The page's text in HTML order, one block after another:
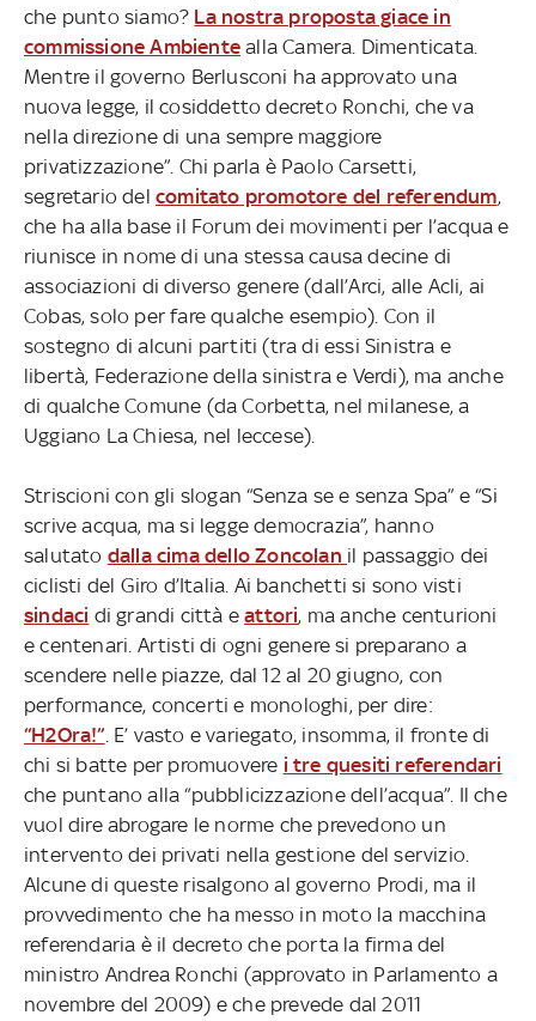
che punto siamo? La nostra proposta giace in
commissione Ambientealla Camera. Dimenticata.
Mentre il governo Berlusconi ha approvato una
nuova legge, il cosiddetto decreto Ronchi, che va
nella direzione di una sempre maggiore
privatizzazione”. Chi parla è Paolo Carsetti,
segretario del comitato promotore del referendum,
che ha alla base il Forum dei movimenti per l’acqua e
riunisce in nome di una stessa causa decine di
associazioni di diverso genere (dall’Arci, alle Acli, ai
Cobas, solo per fare qualche esempio). Con il
sostegno di alcuni partiti (tra di essi Sinistra e
libertà, Federazione della sinistra e Verdi), ma anche
di qualche Comune (da Corbetta, nel milanese, a
Uggiano La Chiesa, nel leccese).
Striscioni con gli slogan “Senza se e senza Spa” e “Si
scrive acqua, ma si legge democrazia”, hanno
salutato dalla cima dello Zoncolan il passaggio dei
ciclisti del Giro d’Italia. Ai banchetti si sono visti
sindaci di grandi città eattori, ma anche centurioni
e centenari. Artisti di ogni genere si preparano a
scendere nelle piazze, dal 12 al 20 giugno, con
performance, concerti e monologhi, per dire:
“H2Ora!” . E’ vasto e variegato, insomma, il fronte di
chi si batte per promuovere i tre quesiti referendari
che puntano alla “pubblicizzazione dell’acqua”. Il che
vuol dire abrogare le norme che prevedono un
intervento dei privati nella gestione del servizio.
Alcune di queste risalgono al governo Prodi, ma il
provvedimento che ha messo in moto la macchina
referendaria è il decreto che porta la firma del
ministro Andrea Ronchi (approvato in Parlamento a
novembre del 2009) e che prevede dal 2011